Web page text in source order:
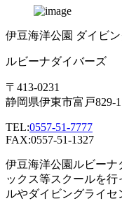
伊豆海洋公園 ダイビ
ルビーナダイバーズ
〒413-0231
静岡県伊東市富戸829-1
TEL:0557-51-7777
FAX:0557-51-1327
伊豆海洋公園ルビー
ックス等スクールを
ルやダイビングライ